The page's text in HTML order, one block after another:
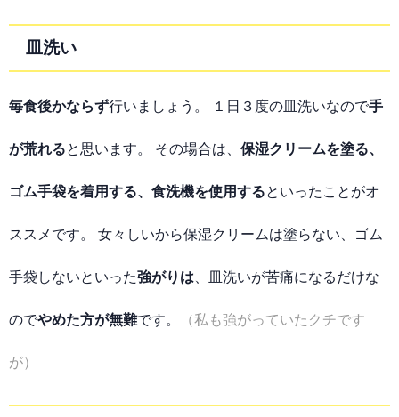
皿洗い
毎食後かならず行いましょう。 １日３度の皿洗いなので手
が荒れると思います。 その場合は、 保湿クリームを塗る、
ゴム手袋を着用する、食洗機を使用するといったことがオ
ススメです。 女々しいから保湿クリームは塗らない、ゴム
手袋しないといった強がりは 、皿洗いが苦痛になるだけな
のでやめた方が無難です。 （私も強がっていたクチです
が）